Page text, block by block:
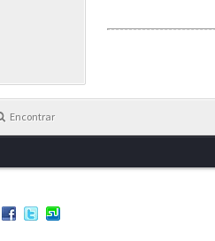
Encontrar